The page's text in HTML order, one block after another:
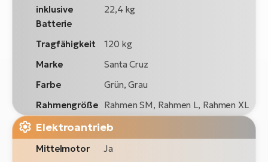
inklusive
Batterie
22,4 kg
Tragfähigkeit
120 kg
Marke
Santa Cruz
Farbe
Grün, Grau
Rahmengröße Rahmen SM, Rahmen L, Rahmen XL
Elektroantrieb
Mittelmotor
Ja